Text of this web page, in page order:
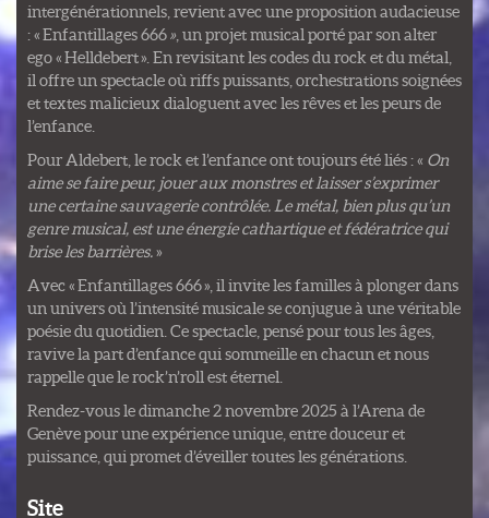
intergénérationnels, revient avec une proposition audacieuse
: « Enfantillages 666» , un projet musical porté par son alter
ego « Helldebert ». En revisitant les codes du rock et du métal,
il offre un spectacle où riffs puissants, orchestrations soignées
et textes malicieux dialoguent avec les rêves et les peurs de
l’enfance.
Pour Aldebert, le rock et l’enfance ont toujours été liés : « On
aime se faire peur, jouer aux monstres et laisser s’exprimer
une certaine sauvagerie contrôlée. Le métal, bien plus qu’un
genre musical, est une énergie cathartique et fédératrice qui
brise les barrières.»
Avec « Enfantillages 666 », il invite les familles à plonger dans
un univers où l’intensité musicale se conjugue à une véritable
poésie du quotidien. Ce spectacle, pensé pour tous les âges,
ravive la part d’enfance qui sommeille en chacun et nous
rappelle que le rock’n’roll est éternel.
Rendez-vous le dimanche 2 novembre 2025 à l’Arena de
Genève pour une expérience unique, entre douceur et
puissance, qui promet d’éveiller toutes les générations.
Site